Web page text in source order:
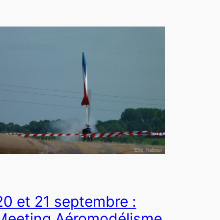
et 21 septembre :